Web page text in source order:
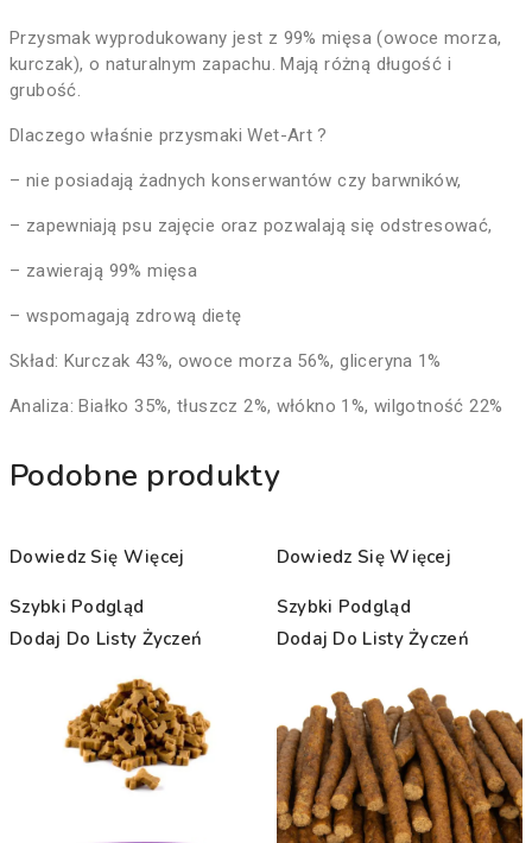
Przysmak wyprodukowany jest z 99% mięsa (owoce morza,
kurczak), o naturalnym zapachu. Mają różną długość i
grubość.
Dlaczego właśnie przysmaki Wet-Art ?
– nie posiadają żadnych konserwantów czy barwników,
– zapewniają psu zajęcie oraz pozwalają się odstresować,
– zawierają 99% mięsa
– wspomagają zdrową dietę
Skład: Kurczak 43%, owoce morza 56%, gliceryna 1%
Analiza: Białko 35%, tłuszcz 2%, włókno 1%, wilgotność 22%
Podobne produkty
Dowiedz Się Więcej
Szybki Podgląd
Dodaj Do Listy Życzeń
Dowiedz Się Więcej
Szybki Podgląd
Dodaj Do Listy Życzeń